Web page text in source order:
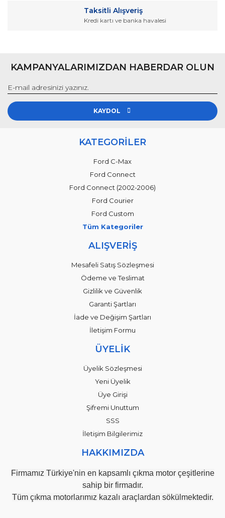
Taksitli Alışveriş
Kredi kartı ve banka havalesi
KAMPANYALARIMIZDAN HABERDAR OLUN
KAYDOL
KATEGORİLER
Ford C-Max
Ford Connect
Ford Connect (2002-2006)
Ford Courier
Ford Custom
Tüm Kategoriler
ALIŞVERİŞ
Mesafeli Satış Sözleşmesi
Ödeme ve Teslimat
Gizlilik ve Güvenlik
Garanti Şartları
İade ve Değişim Şartları
İletişim Formu
ÜYELİK
Üyelik Sözleşmesi
Yeni Üyelik
Üye Girişi
Şifremi Unuttum
SSS
İletişim Bilgilerimiz
HAKKIMIZDA
Firmamız Türkiye'nin en kapsamlı çıkma motor çeşitlerine
sahip bir firmadır.
Tüm çıkma motorlarımız kazalı araçlardan sökülmektedir.